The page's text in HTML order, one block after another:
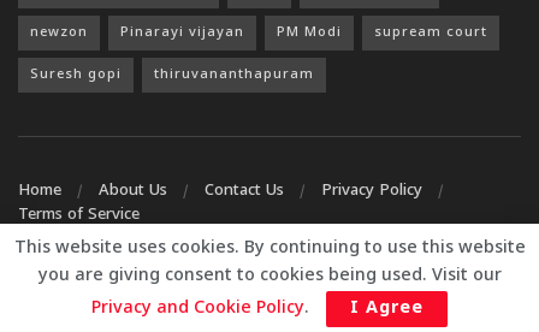
newzon Pinarayi vijayan PM Modi supream court
Suresh gopi thiruvananthapuram
Home About Us Contact Us
Privacy Policy
Terms of Service
- Premium WordPress news & magazine theme by
Jegtheme.
This website uses cookies. By continuing to use this website
you are giving consent to cookies being used. Visit our
Privacy and Cookie Policy. I Agree